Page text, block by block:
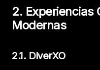
2. Experiencias
Modernas
2.1. DiverXO